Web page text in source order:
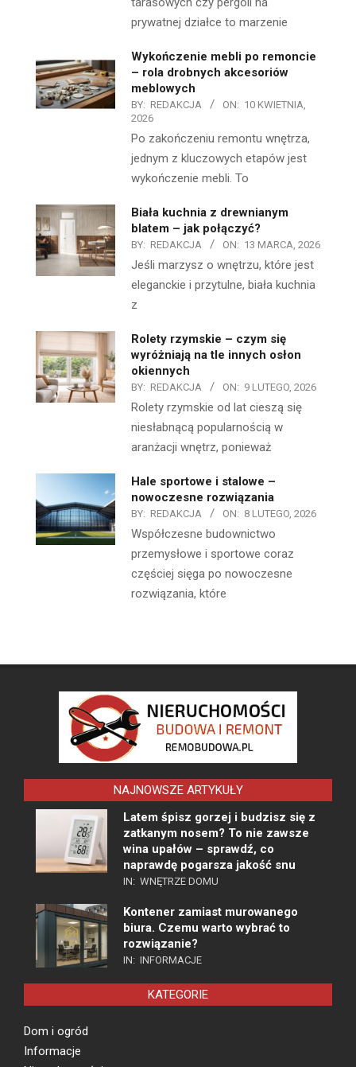
prywatnej działce to marzenie
Wykończenie mebli po remoncie
– rola drobnych akcesoriów
meblowych
BY: REDAKCJA ON: 10 KWIETNIA,
2026
Po zakończeniu remontu wnętrza,
jednym z kluczowych etapów jest
wykończenie mebli. To
Biała kuchnia z drewnianym
blatem – jak połączyć?
BY: REDAKCJA ON: 13 MARCA, 2026
Jeśli marzysz o wnętrzu, które jest
eleganckie i przytulne, biała kuchnia
z
Rolety rzymskie – czym się
wyróżniają na tle innych osłon
okiennych
BY: REDAKCJA ON: 9 LUTEGO, 2026
Rolety rzymskie od lat cieszą się
niesłabnącą popularnością w
aranżacji wnętrz, ponieważ
Hale sportowe i stalowe –
nowoczesne rozwiązania
BY: REDAKCJA ON: 8 LUTEGO, 2026
Współczesne budownictwo
przemysłowe i sportowe coraz
częściej sięga po nowoczesne
rozwiązania, które
NAJNOWSZE ARTYKUŁY
Latem śpisz gorzej i budzisz się z
zatkanym nosem? To nie zawsze
wina upałów – sprawdź, co
naprawdę pogarsza jakość snu
IN: WNĘTRZE DOMU
Kontener zamiast murowanego
biura. Czemu warto wybrać to
rozwiązanie?
IN: INFORMACJE
KATEGORIE
Dom i ogród
Informacje